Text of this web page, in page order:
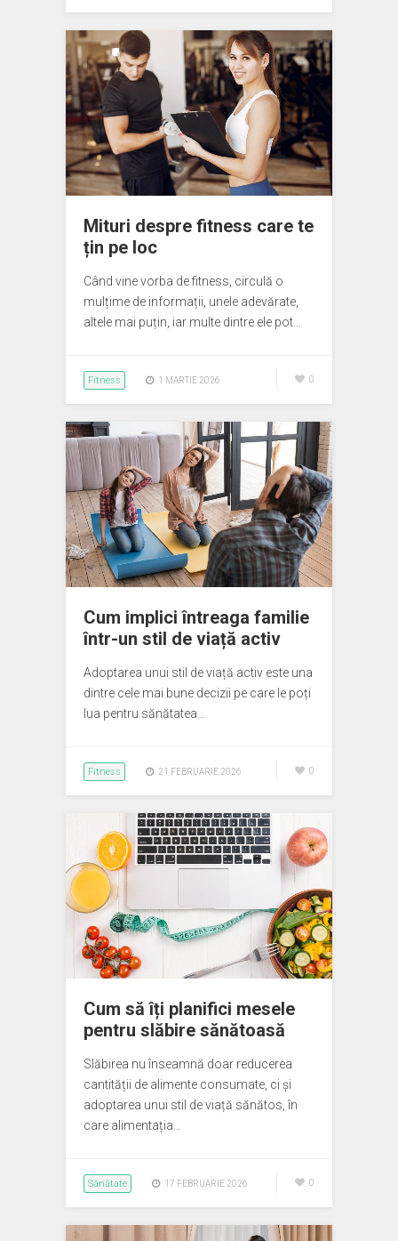
Mituri despre fitness care te
țin pe loc
Când vine vorba de fitness, circulă o
mulțime de informații, unele adevărate,
altele mai puțin, iar multe dintre ele pot…
Fitness 1 MARTIE 2026 0
Cum implici întreaga familie
într-un stil de viață activ
Adoptarea unui stil de viață activ este una
dintre cele mai bune decizii pe care le poți
lua pentru sănătatea…
Fitness 21 FEBRUARIE 2026 0
Cum să îți planifici mesele
pentru slăbire sănătoasă
Slăbirea nu înseamnă doar reducerea
cantității de alimente consumate, ci și
adoptarea unui stil de viață sănătos, în
care alimentația…
Sănătate 17 FEBRUARIE 2026 0